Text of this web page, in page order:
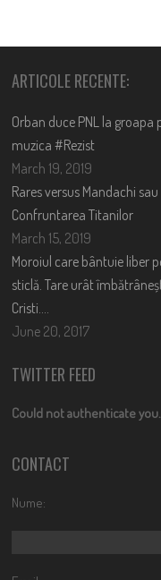
ARTICOLE RECENTE:
Orban duce PNL la groapa
muzica #Rezist
March 19, 2019
Rares versus Mandachi sau
Confruntarea Titanilor
March 15, 2019
Moroiul care bântuie liber
sticlă. Tare urât
Cristi….
June 20, 2017
TWITTER FEED
Could not authenticate you.
CONTACT
Nume: